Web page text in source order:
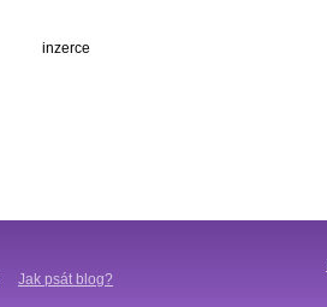
inzerce
Jak psát blog?